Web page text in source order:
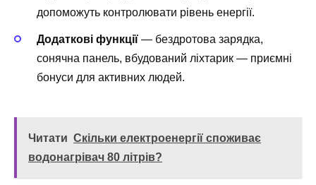
допоможуть контролювати рівень енергії.
Додаткові функції — бездротова зарядка,
сонячна панель, вбудований ліхтарик — приємні
бонуси для активних людей.
Читати Скільки електроенергії споживає
водонагрівач 80 літрів?